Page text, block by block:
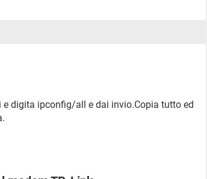
digita ipconfig/all e dai invio.Copia tutto ed